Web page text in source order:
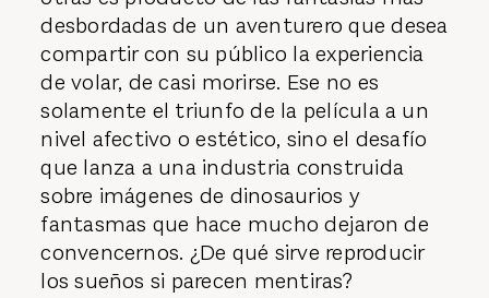
desbordadas de un aventurero que desea
compartir con su público la experiencia
de volar, de casi morirse. Ese no es
solamente el triunfo de la película a un
nivel afectivo o estético, sino el desafío
que lanza a una industria construida
sobre imágenes de dinosaurios y
fantasmas que hace mucho dejaron de
convencernos. ¿De qué sirve reproducir
los sueños si parecen mentiras?